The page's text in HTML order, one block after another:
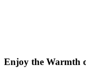
Enjoy the Warmth